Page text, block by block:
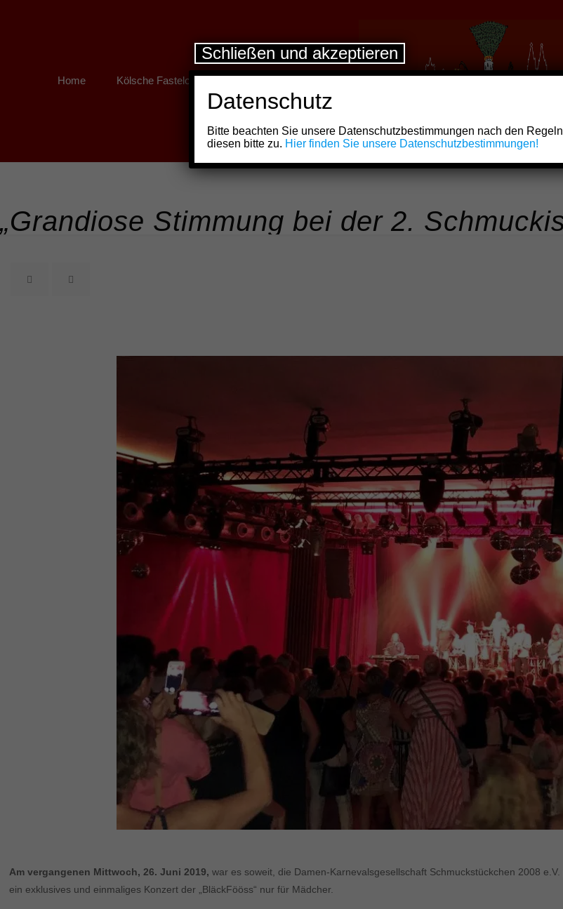
Home Kölsche Fastelovend
„Grandiose Stimmung bei der 2.
Am vergangenen Mittwoch, 26. Juni 2019, war es soweit, die Damen-Karnevalsgesellschaft Schmuckstückchen 2008
ein exklusives und einmaliges Konzert der „BläckFööss“ nur für Mädcher.
Datenschutz
Bitte beachten Sie unsere Datenschutzbestimmungen nach den
diesen bitte zu. Hier finden Sie unsere Datenschutzbestimmungen!
Schließen und akzeptieren